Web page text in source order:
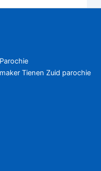
Tienen Zuid parochie